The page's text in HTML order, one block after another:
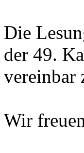
Die
der 49.
vereinbar
Wir